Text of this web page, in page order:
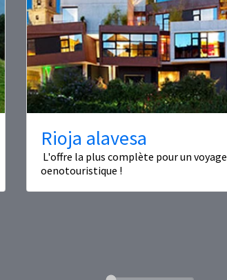
Rioja alavesa
L'offre la plus complète pour un voyage
oenotouristique !